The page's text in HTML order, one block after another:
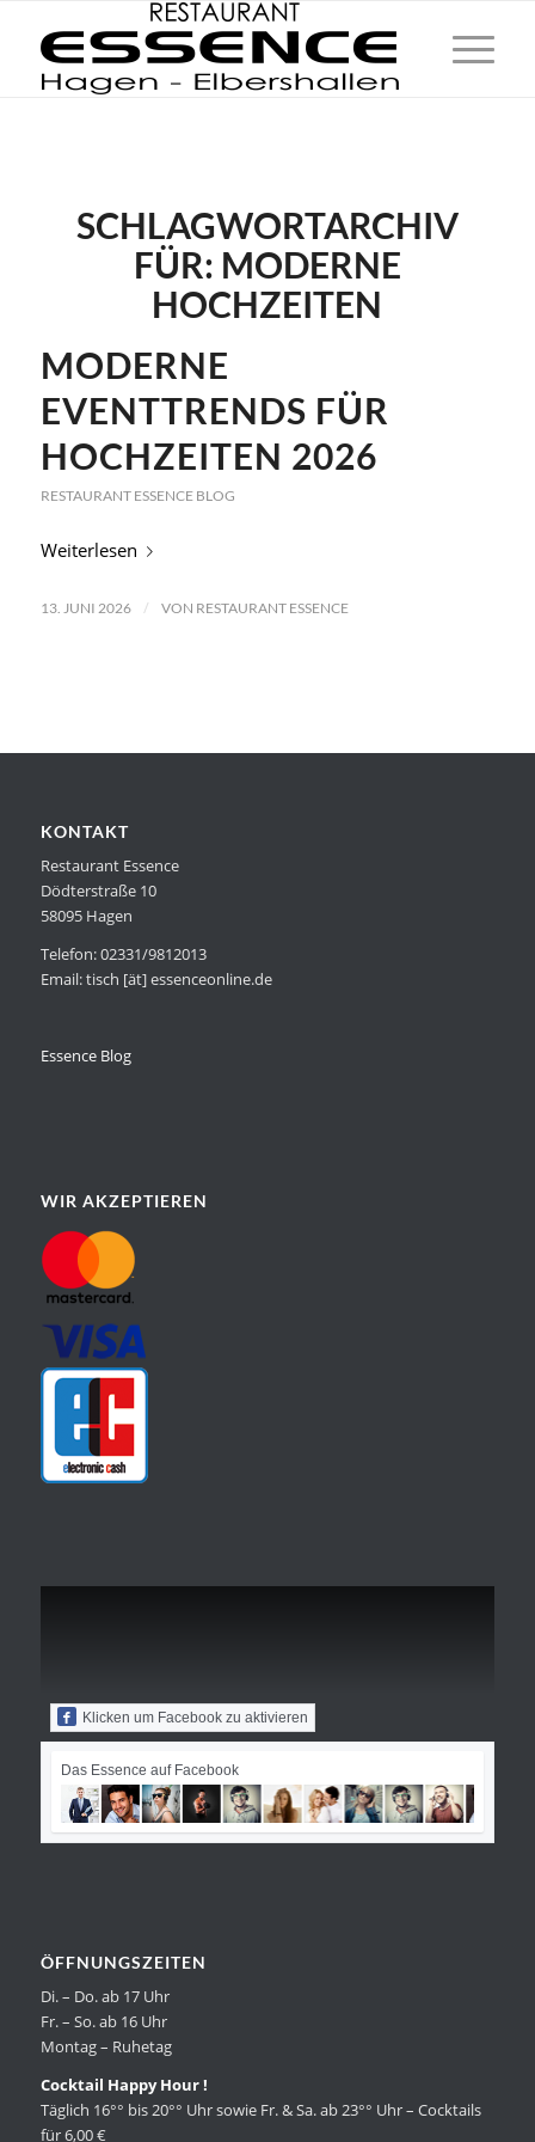
SCHLAGWORTARCHIV
FÜR: MODERNE
HOCHZEITEN
MODERNE
EVENTTRENDS FÜR
HOCHZEITEN 2026
RESTAURANT ESSENCE BLOG
Weiterlesen
13. JUNI 2026 / VON RESTAURANT ESSENCE
KONTAKT
Restaurant Essence
Dödterstraße 10
58095 Hagen
Telefon: 02331/9812013
Email: tisch [ät] essenceonline.de
Essence Blog
WIR AKZEPTIEREN
Klicken um Facebook zu aktivieren
Das Essence auf Facebook
ÖFFNUNGSZEITEN
Di. – Do. ab 17 Uhr
Fr. – So. ab 16 Uhr
Montag – Ruhetag
Cocktail Happy Hour !
Täglich 16°° bis 20°° Uhr sowie Fr. & Sa. ab 23°° Uhr – Cocktails
für 6,00 €